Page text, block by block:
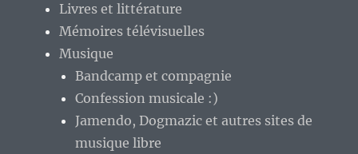
Livres et littérature
Mémoires télévisuelles
Musique
Bandcamp et compagnie
Confession musicale :)
Jamendo, Dogmazic et autres sites de
musique libre